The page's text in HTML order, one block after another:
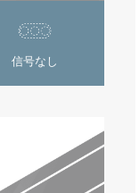
信号なし